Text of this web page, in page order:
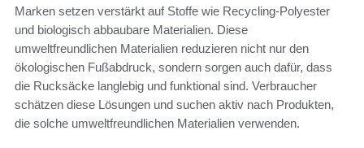
Marken setzen verstärkt auf Stoffe wie Recycling-Polyester
und biologisch abbaubare Materialien. Diese
umweltfreundlichen Materialien reduzieren nicht nur den
ökologischen Fußabdruck, sondern sorgen auch dafür, dass
die Rucksäcke langlebig und funktional sind. Verbraucher
schätzen diese Lösungen und suchen aktiv nach Produkten,
die solche umweltfreundlichen Materialien verwenden.